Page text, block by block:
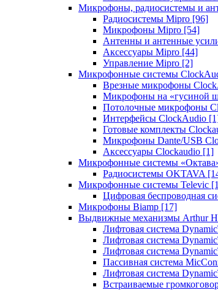
Микрофоны, радиосистемы и
Радиосистемы Mipro [96]
Микрофоны Mipro [54]
Антенны и антенные
Аксессуары Mipro [44]
Управление Mipro [2]
Микрофонные системы
Врезные микрофоны
Микрофоны на «гусиной
Потолочные микрофоны
Интерфейсы ClockAudio
Готовые комплекты
Микрофоны Dante/USB
Аксессуары Clockaudio [1]
Микрофонные системы
Радиосистемы OKTAVA
Микрофонные системы Televic
Цифровая беспроводная
Микрофоны Biamp [17]
Выдвижные механизмы Arthur
Лифтовая система
Лифтовая система
Лифтовая система
Пассивная система
Лифтовая система
Встраиваемые